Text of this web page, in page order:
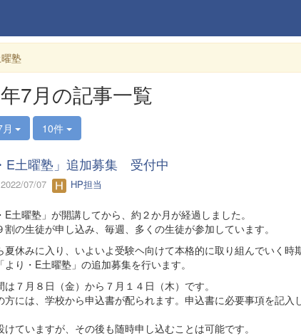
塾
7月の記事一覧
10件
E土曜塾」追加募集 受付中
07/07 HP担当
土曜塾」が開講してから、約２か月が経過しました。
割の生徒が申し込み、毎週、多くの生徒が参加しています。
休みに入り、いよいよ受験ヘ向けて本格的に取り組んでいく時
より・E土曜塾」の追加募集を行います。
７月８日（金）から７月１４日（木）です。
には、学校から申込書が配られます。申込書に必要事項を記
ていますが、その後も随時申し込むことは可能です。